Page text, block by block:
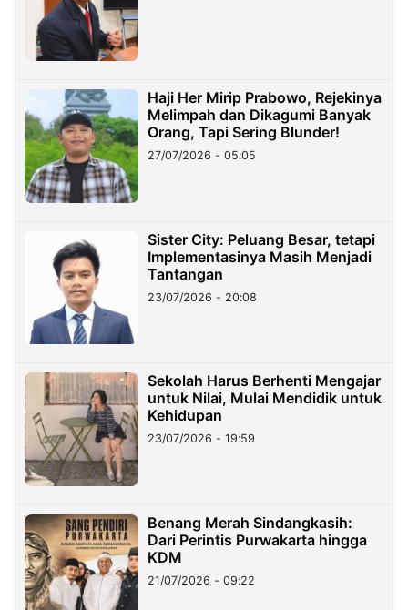
Haji Her Mirip Prabowo, Rejekinya
Melimpah dan Dikagumi Banyak
Orang, Tapi Sering Blunder!
27/07/2026 - 05:05
Sister City: Peluang Besar, tetapi
Implementasinya Masih Menjadi
Tantangan
23/07/2026 - 20:08
Sekolah Harus Berhenti Mengajar
untuk Nilai, Mulai Mendidik untuk
Kehidupan
23/07/2026 - 19:59
Benang Merah Sindangkasih:
Dari Perintis Purwakarta hingga
KDM
21/07/2026 - 09:22